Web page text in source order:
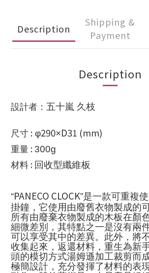
Description
Shipping &
Payment
Description
設計者 ： 五十嵐 久枝
尺寸 : φ290×D31 (mm)
重量 :300g
材料 : 回收型纖維板
“PANECO CLOCK”是一款可重複
掛鐘，它使用由廢舊衣物製成的
所有由廢棄衣物製成的木板在顏
細微差別，其特點之一是沒有兩
可以享受其中的差異。此外，將
收集起來，返還材料，重生為新
頭的模切方式湯姆遜加工裁剪而
極簡設計，充分發揮了材料的表